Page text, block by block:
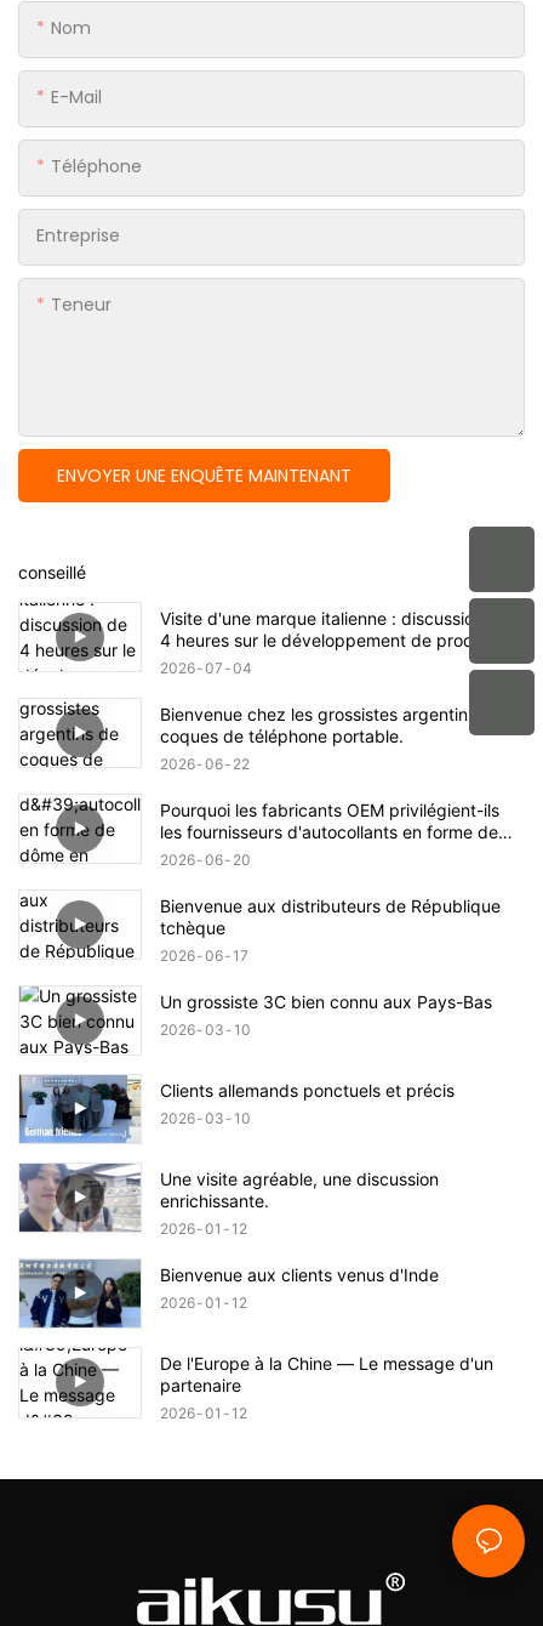
Nom
E-Mail
Téléphone
Entreprise
Teneur
ENVOYER UNE ENQUÊTE MAINTENANT
conseillé
Visite d'une marque italienne : discussion de
4 heures sur le développement de produits
OEM chez aikusu
2026 07 04
Bienvenue chez les grossistes argentins de
coques de téléphone portable.
2026 06 22
Pourquoi les fabricants OEM privilégient-ils
les fournisseurs d'autocollants en forme de
dôme en époxy cristal possédant les
RoHS ?
2026 06 20
Bienvenue aux distributeurs de République
tchèque
2026 06 17
Un grossiste 3C bien connu aux Pays-Bas
2026 03 10
Clients allemands ponctuels et précis
2026 03 10
Une visite agréable, une discussion
enrichissante.
2026 01 12
Bienvenue aux clients venus d'Inde
2026 01 12
De l'Europe à la Chine — Le message d'un
partenaire
2026 01 12